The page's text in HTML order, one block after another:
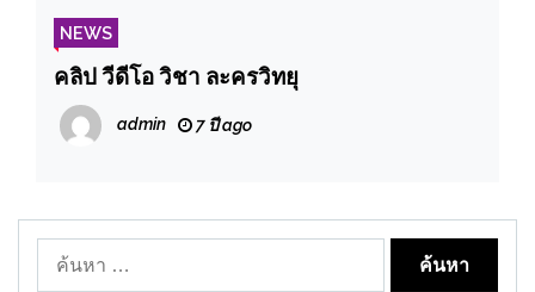
NEWS
คลิป วีดีโอ วิชา ละครวิทยุ
admin 7 ปี ago
ค้นหา
สำหรับ: